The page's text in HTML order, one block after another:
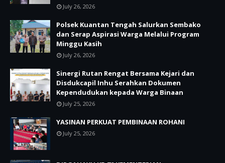
July 26, 2026
Polsek Kuantan Tengah Salurkan Sembako
dan Serap Aspirasi Warga Melalui Program
Minggu Kasih
July 26, 2026
Sinergi Rutan Rengat Bersama Kejari dan
Disdukcapil Inhu Serahkan Dokumen
Kependudukan kepada Warga Binaan
July 25, 2026
YASINAN PERKUAT PEMBINAAN ROHANI
July 25, 2026